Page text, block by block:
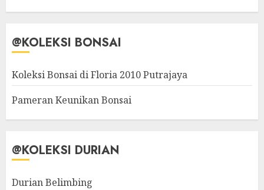
@KOLEKSI BONSAI
Koleksi Bonsai di Floria 2010 Putrajaya
Pameran Keunikan Bonsai
@KOLEKSI DURIAN
Durian Belimbing